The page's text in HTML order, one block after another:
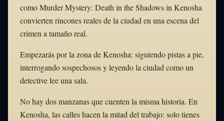
como Murder Mystery: Death in the Shadows in Kenosha
convierten rincones reales de la ciudad en una escena del
crimen a tamaño real.
Empezarás por la zona de Kenosha: siguiendo pistas a pie,
interrogando sospechosos y leyendo la ciudad como un
detective lee una sala.
No hay dos manzanas que cuenten la misma historia. En
Kenosha, las calles hacen la mitad del trabajo: solo tienes